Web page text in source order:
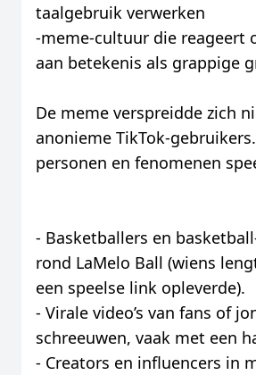
taalgebruik verwerken
-meme-cultuur die reageert
aan betekenis als grappige
De meme verspreidde zich
anonieme TikTok-
personen en fenomenen
- Basketballers en
rond LaMelo Ball (wiens
een speelse link opleverde).
- Virale video’s van fans of
schreeuwen, vaak met een
- Creators en influencers in